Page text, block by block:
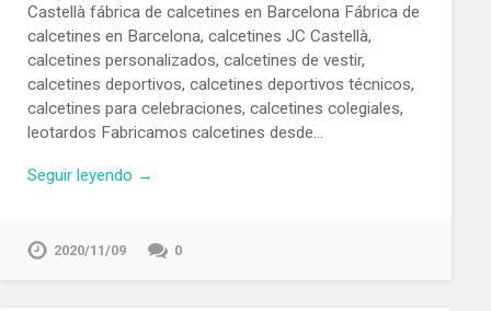
Castellà fábrica de calcetines en Barcelona Fábrica de
calcetines en Barcelona, calcetines JC Castellà,
calcetines personalizados, calcetines de vestir,
calcetines deportivos, calcetines deportivos técnicos,
calcetines para celebraciones, calcetines colegiales,
leotardos Fabricamos calcetines desde…
Seguir leyendo →
2020/11/09 0